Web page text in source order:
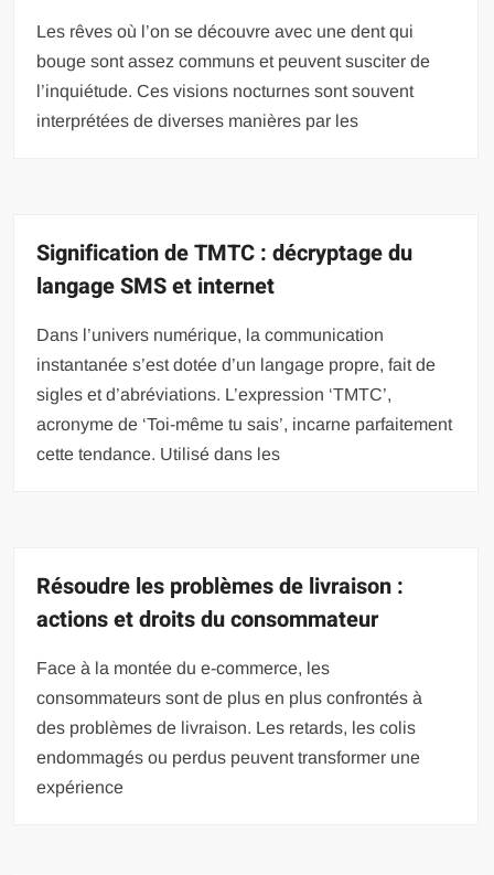
Les rêves où l’on se découvre avec une dent qui
bouge sont assez communs et peuvent susciter de
l’inquiétude. Ces visions nocturnes sont souvent
interprétées de diverses manières par les
Signification de TMTC : décryptage du
langage SMS et internet
Dans l’univers numérique, la communication
instantanée s’est dotée d’un langage propre, fait de
sigles et d’abréviations. L’expression ‘TMTC’,
acronyme de ‘Toi-même tu sais’, incarne parfaitement
cette tendance. Utilisé dans les
Résoudre les problèmes de livraison :
actions et droits du consommateur
Face à la montée du e-commerce, les
consommateurs sont de plus en plus confrontés à
des problèmes de livraison. Les retards, les colis
endommagés ou perdus peuvent transformer une
expérience